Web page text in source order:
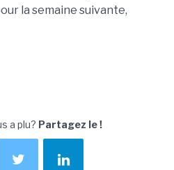
la semaine suivante,
a plu? Partagez le !